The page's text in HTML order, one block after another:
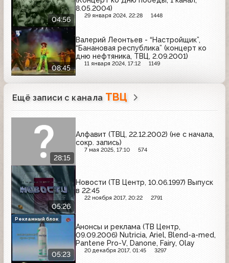
04:56
8.05.2004)
29 января 2024, 22:28 1448
08:45
Валерий Леонтьев - “Настройщик”,
“Банановая республика” (концерт ко
дню нефтяника, ТВЦ, 2.09.2001)
11 января 2024, 17:12 1149
Ещё записи с канала ТВЦ
28:15
Алфавит (ТВЦ, 22.12.2002) (не с начала,
сокр. запись)
7 мая 2025, 17:10 574
05:26
Новости (ТВ Центр, 10.06.1997) Выпуск
в 22:45
22 ноября 2017, 20:22 2791
05:23
Анонсы и реклама (ТВ Центр,
09.09.2006) Nutricia, Ariel, Blend-a-med,
Pantene Pro-V, Danone, Fairy, Olay
20 декабря 2017, 01:45 3297
Рекламный блок